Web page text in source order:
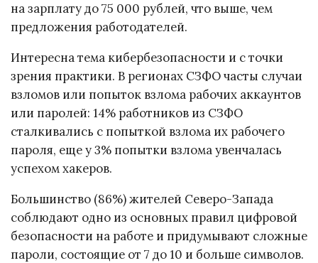
на зарплату до 75 000 рублей, что выше, чем
предложения работодателей.
Интересна тема кибербезопасности и с точки
зрения практики. В регионах СЗФО часты случаи
взломов или попыток взлома рабочих аккаунтов
или паролей: 14% работников из СЗФО
сталкивались с попыткой взлома их рабочего
пароля, еще у 3% попытки взлома увенчалась
успехом хакеров.
Большинство (86%) жителей Северо-Запада
соблюдают одно из основных правил цифровой
безопасности на работе и придумывают сложные
пароли, состоящие от 7 до 10 и больше символов.